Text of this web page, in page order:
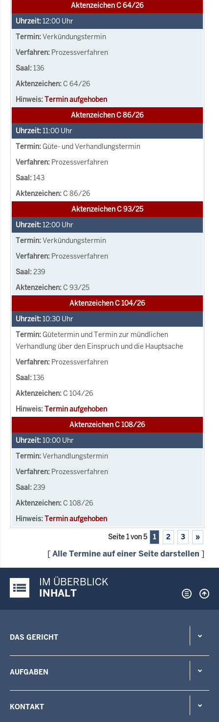
Aktenzeichen C 64/26
12:00 Uhr
Verkündungstermin
Prozessverfahren
136
C 64/26
Termin aufgehoben
Aktenzeichen C 86/26
11:00 Uhr
Güte- und Verhandlungstermin
Prozessverfahren
143
C 86/26
Aktenzeichen C 93/25
12:00 Uhr
Verkündungstermin
Prozessverfahren
239
C 93/25
Aktenzeichen C 104/26
10:30 Uhr
Gütetermin und Termin zur mündlichen
Verhandlung über den Einspruch und die Hauptsache
Prozessverfahren
136
C 104/26
Termin aufgehoben
Aktenzeichen C 108/26
10:00 Uhr
Verhandlungstermin
Prozessverfahren
239
C 108/26
Termin aufgehoben
Seite 1 von 5 1 2 3 »
[Alle Termine auf einer Seite darstellen ]
Justiz-Portal im Überblick:
IM ÜBERBLICK
INHALT
DAS GERICHT
AUFGABEN
KONTAKT